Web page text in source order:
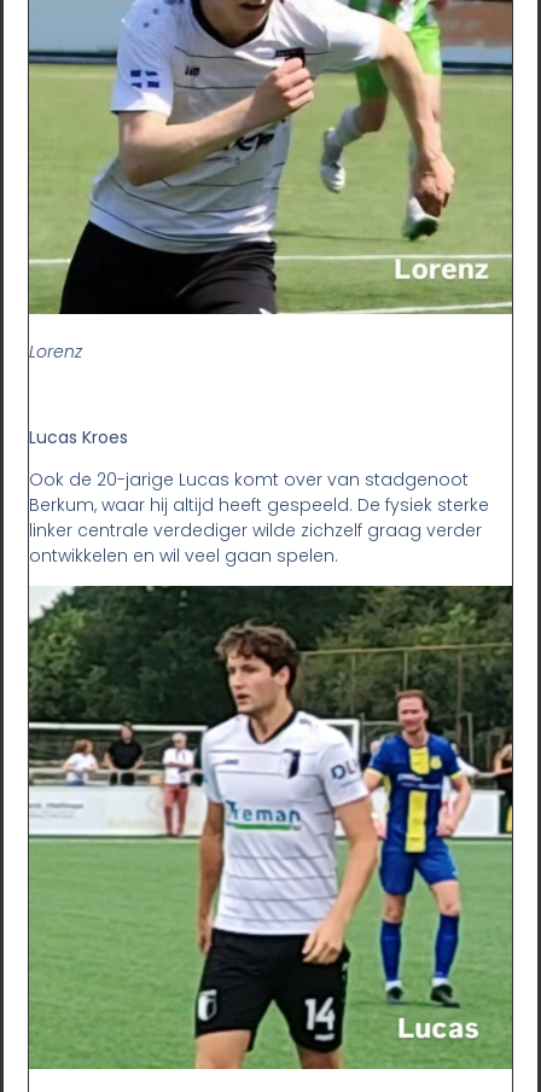
Lorenz
Lucas Kroes
Ook de 20-jarige Lucas komt over van stadgenoot
Berkum, waar hij altijd heeft gespeeld. De fysiek sterke
linker centrale verdediger wilde zichzelf graag verder
ontwikkelen en wil veel gaan spelen.